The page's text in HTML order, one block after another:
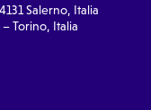
Salerno, Italia
Torino, Italia